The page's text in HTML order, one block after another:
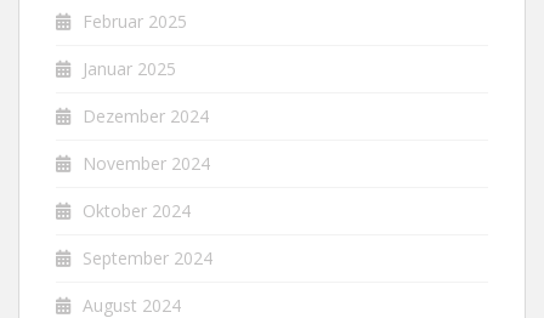
Februar 2025
Januar 2025
Dezember 2024
November 2024
Oktober 2024
September 2024
August 2024